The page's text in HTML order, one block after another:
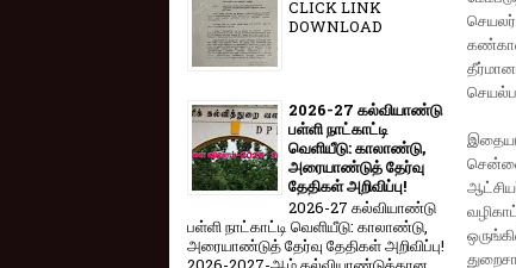
செயலர்
CLICK LINK
DOWNLOAD
2026-27 கல்வியாண்டு
பள்ளி நாட்காட்டி
வெளியீடு: காலாண்டு,
அரையாண்டுத் தேர்வு
தேதிகள் அறிவிப்பு!
2026-27 கல்வியாண்டு
பள்ளி நாட்காட்டி வெளியீடு: காலாண்டு,
அரையாண்டுத் தேர்வு தேதிகள் அறிவிப்பு!